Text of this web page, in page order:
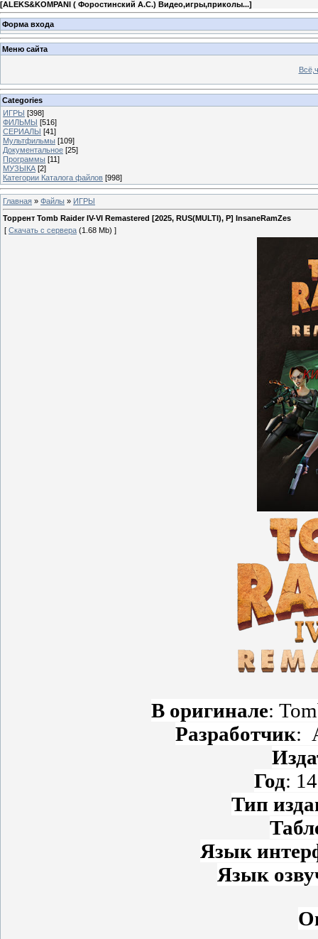
[ALEKS&KOMPANI ( Форостинский А.С.) Видео,игры,приколы...]
Форма входа
Меню сайта
Categories
ИГРЫ [398]
ФИЛЬМЫ [516]
СЕРИАЛЫ [41]
Мультфильмы [109]
Документальное [25]
Программы [11]
МУЗЫКА [2]
Категории Каталога файлов [998]
Главная » Файлы » ИГРЫ
Торрент Tomb Raider IV-VI Remastered [2025, RUS(MULTI), P] InsaneRamZes
[ Скачать с сервера (1.68 Mb) ]
В оригинале:
Разработчик:
Год:
Тип
Язык
Язык